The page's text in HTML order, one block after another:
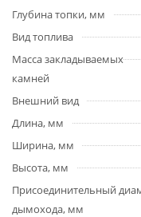
Глубина топки, мм
Вид топлива
Масса закладываемых
камней
Внешний вид
Длина, мм
Ширина, мм
Высота, мм
Присоединительный
дымохода, мм